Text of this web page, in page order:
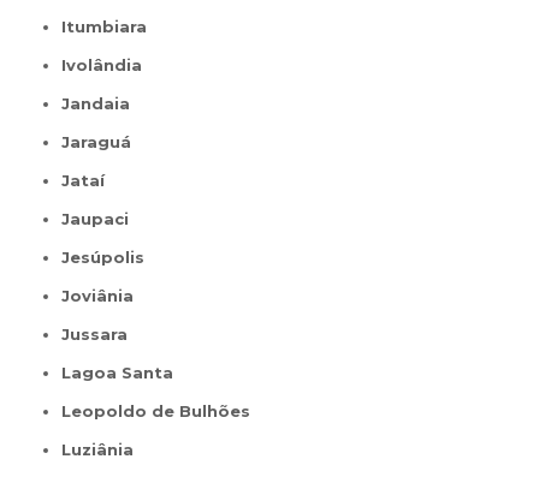
Itumbiara
Ivolândia
Jandaia
Jaraguá
Jataí
Jaupaci
Jesúpolis
Joviânia
Jussara
Lagoa Santa
Leopoldo de Bulhões
Luziânia